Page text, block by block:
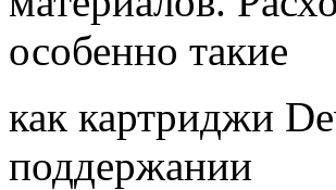
особенно такие
как картриджи
поддержании